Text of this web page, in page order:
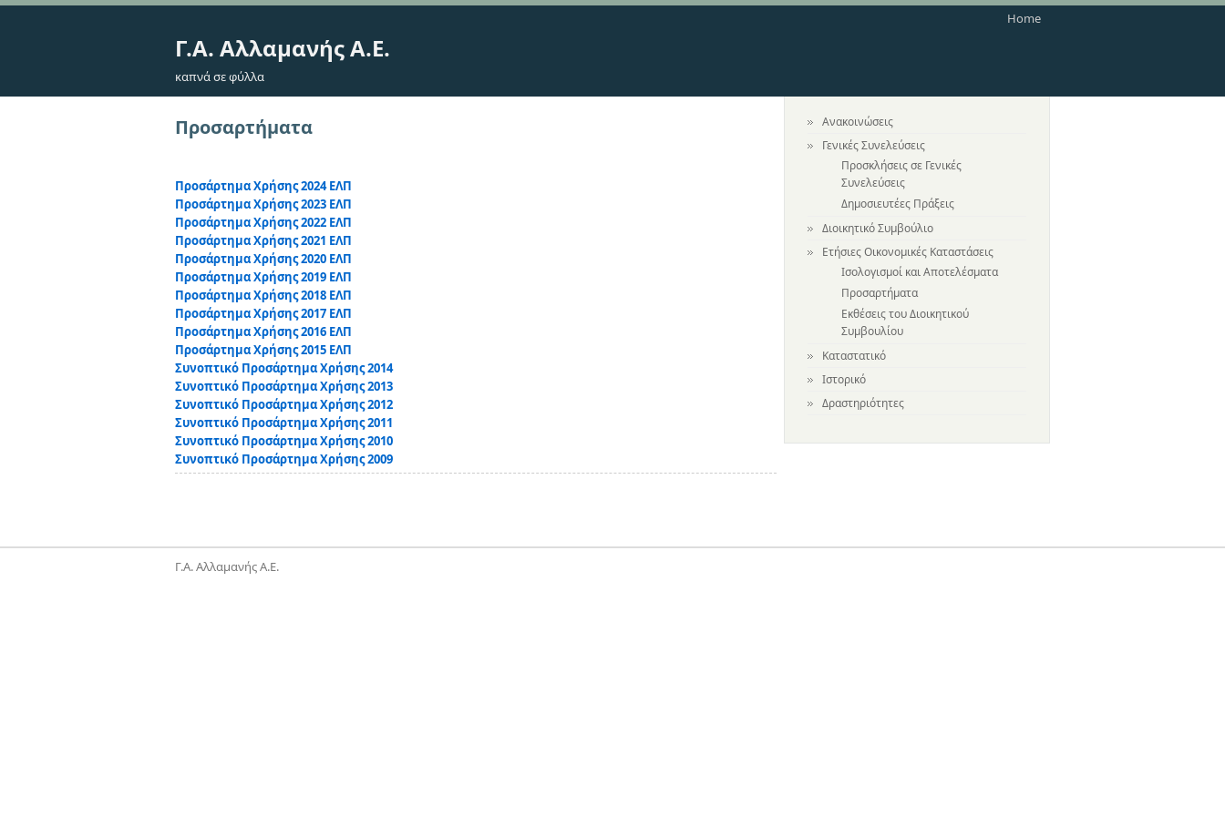
Γ.Α. Αλλαμανής Α.Ε.
καπνά σε φύλλα
Home
Προσαρτήματα
Προσάρτημα Χρήσης 2024 ΕΛΠ
Προσάρτημα Χρήσης 2023 ΕΛΠ
Προσάρτημα Χρήσης 2022 ΕΛΠ
Προσάρτημα Χρήσης 2021 ΕΛΠ
Προσάρτημα Χρήσης 2020 ΕΛΠ
Προσάρτημα Χρήσης 2019 ΕΛΠ
Προσάρτημα Χρήσης 2018 ΕΛΠ
Προσάρτημα Χρήσης 2017 ΕΛΠ
Προσάρτημα Χρήσης 2016 ΕΛΠ
Προσάρτημα Χρήσης 2015 ΕΛΠ
Συνοπτικό Προσάρτημα Χρήσης 2014
Συνοπτικό Προσάρτημα Χρήσης 2013
Συνοπτικό Προσάρτημα Χρήσης 2012
Συνοπτικό Προσάρτημα Χρήσης 2011
Συνοπτικό Προσάρτημα Χρήσης 2010
Συνοπτικό Προσάρτημα Χρήσης 2009
Ανακοινώσεις
Γενικές Συνελεύσεις
Προσκλήσεις σε Γενικές
Συνελεύσεις
Δημοσιευτέες Πράξεις
Διοικητικό Συμβούλιο
Ετήσιες Οικονομικές Καταστάσεις
Ισολογισμοί και Αποτελέσματα
Προσαρτήματα
Εκθέσεις του Διοικητικού
Συμβουλίου
Καταστατικό
Ιστορικό
Δραστηριότητες
Γ.Α. Αλλαμανής Α.Ε.